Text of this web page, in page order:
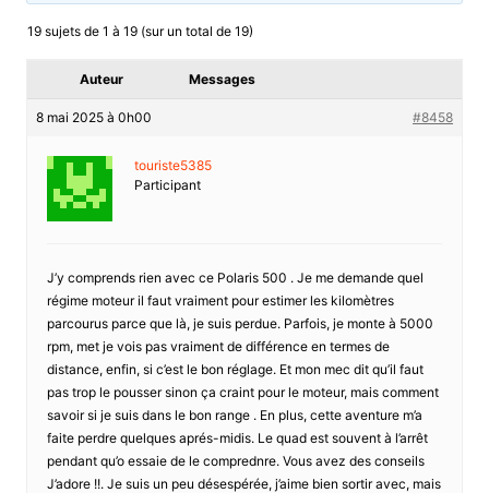
19 sujets de 1 à 19 (sur un total de 19)
Auteur Messages
8 mai 2025 à 0h00 #8458
touriste5385
Participant
J’y comprends rien avec ce Polaris 500 . Je me demande quel
régime moteur il faut vraiment pour estimer les kilomètres
parcourus parce que là, je suis perdue. Parfois, je monte à 5000
rpm, met je vois pas vraiment de différence en termes de
distance, enfin, si c’est le bon réglage. Et mon mec dit qu’il faut
pas trop le pousser sinon ça craint pour le moteur, mais comment
savoir si je suis dans le bon range . En plus, cette aventure m’a
faite perdre quelques aprés-midis. Le quad est souvent à l’arrêt
pendant qu’o essaie de le comprednre. Vous avez des conseils
J’adore !!. Je suis un peu désespérée, j’aime bien sortir avec, mais